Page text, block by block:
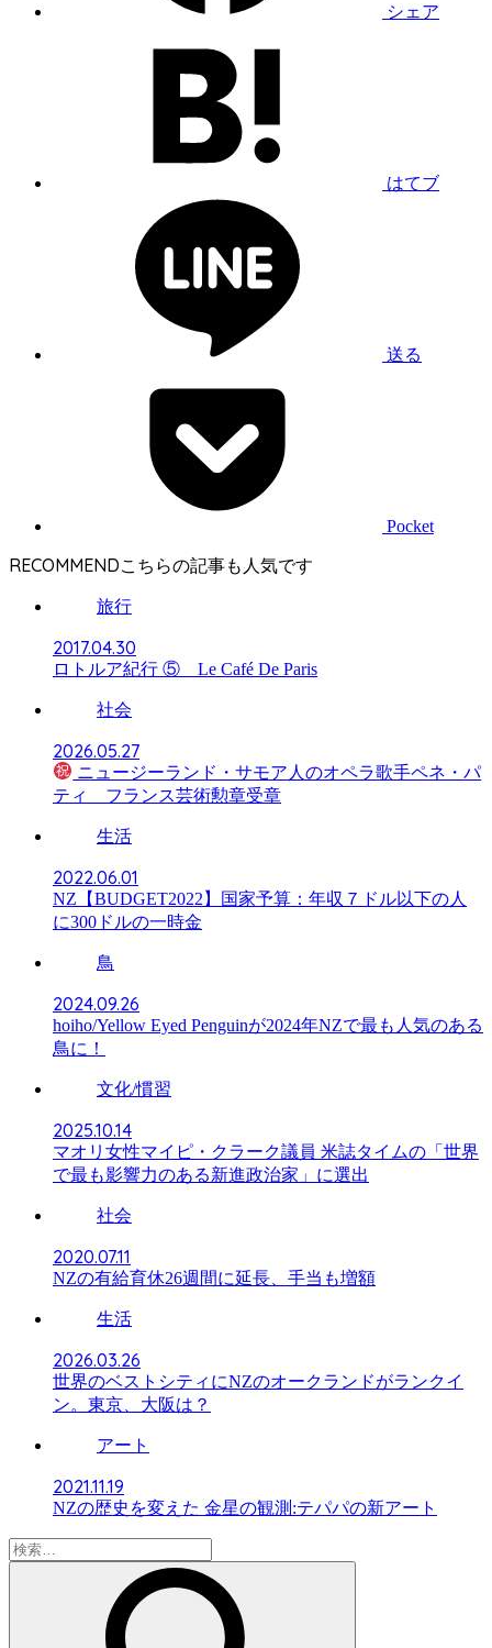
シェア
はてブ
送る
Pocket
RECOMMEND
旅行
2017.04.30
ロトルア紀行 ⑤ Le Café De Paris
社会
2026.05.27
ニュージーランド・サモア人のオペラ歌手ペネ・パ
ティ フランス芸術勲章受章
生活
2022.06.01
NZ【BUDGET2022】国家予算：年収７ドル以下の人
に300ドルの一時金
鳥
2024.09.26
hoiho/Yellow Eyed Penguinが2024年NZで最も人気のある
鳥に！
文化/慣習
2025.10.14
マオリ女性マイピ・クラーク議員 米誌タイムの「世界
で最も影響力のある新進政治家」に選出
社会
2020.07.11
NZの有給育休26週間に延長、手当も増額
生活
2026.03.26
世界のベストシティにNZのオークランドがランクイ
ン。東京、大阪は？
アート
2021.11.19
NZの歴史を変えた 金星の観測:テパパの新アート
検
索: